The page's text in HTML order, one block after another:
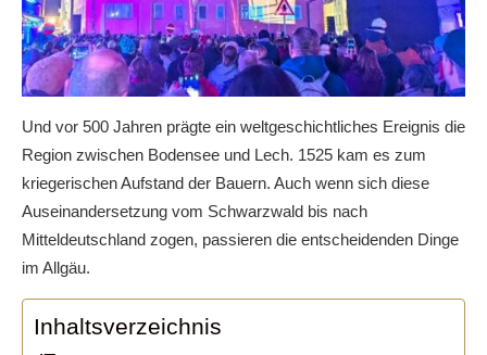
Und vor 500 Jahren prägte ein weltgeschichtliches Ereignis die
Region zwischen Bodensee und Lech. 1525 kam es zum
kriegerischen Aufstand der Bauern. Auch wenn sich diese
Auseinandersetzung vom Schwarzwald bis nach
Mitteldeutschland zogen, passieren die entscheidenden Dinge
im Allgäu.
Inhaltsverzeichnis